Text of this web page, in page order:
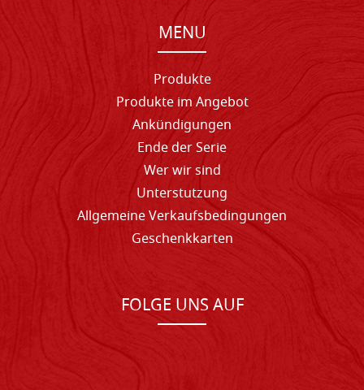
MENU
Produkte
Produkte im Angebot
Ankündigungen
Ende der Serie
Wer wir sind
Unterstutzung
Allgemeine Verkaufsbedingungen
Geschenkkarten
FOLGE UNS AUF